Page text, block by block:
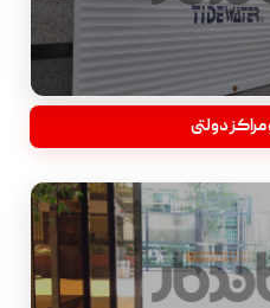
دولتی